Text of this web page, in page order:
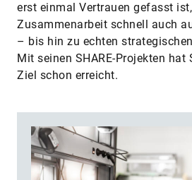
erst einmal Vertrauen gefasst
Zusammenarbeit schnell auch
– bis hin zu echten
Mit seinen SHARE-Projekten
Ziel schon erreicht.